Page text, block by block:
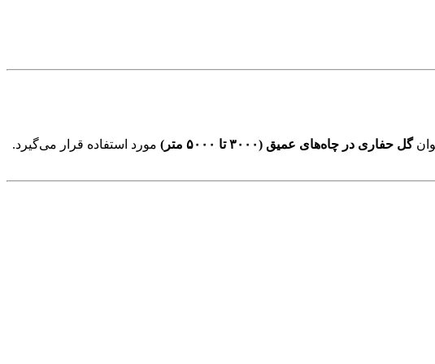
گل حفاری در چاه‌های عمیق (۳۰۰۰ تا ۵۰۰۰ متر)
مورد استفاده قرار می‌گیرد.